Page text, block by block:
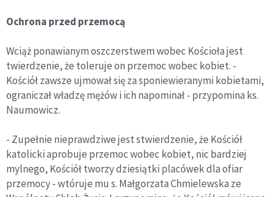
Ochrona przed przemocą
Wciąż ponawianym oszczerstwem wobec Kościoła jest
twierdzenie, że toleruje on przemoc wobec kobiet. -
Kościół zawsze ujmował się za sponiewieranymi kobietami,
ograniczał władzę mężów i ich napominał - przypomina ks.
Naumowicz.
- Zupełnie nieprawdziwe jest stwierdzenie, że Kościół
katolicki aprobuje przemoc wobec kobiet, nic bardziej
mylnego, Kościół tworzy dziesiątki placówek dla ofiar
przemocy - wtóruje mu s. Małgorzata Chmielewska ze